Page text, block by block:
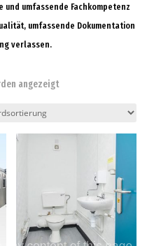
und umfassende Fachkompetenz
umfassende Dokumentation
verlassen.
angezeigt